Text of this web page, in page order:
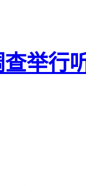
查举行